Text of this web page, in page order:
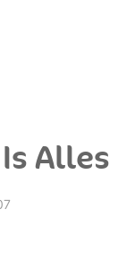
Alles